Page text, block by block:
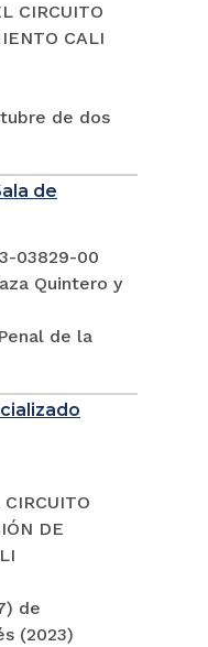
CIRCUITO
CALI
de dos
de
03829-00
Quintero y
de la
DE
de
(2023)